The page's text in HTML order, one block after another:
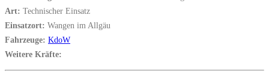
Art: Technischer Einsatz
Einsatzort: Wangen im Allgäu
Fahrzeuge: KdoW
Weitere Kräfte: